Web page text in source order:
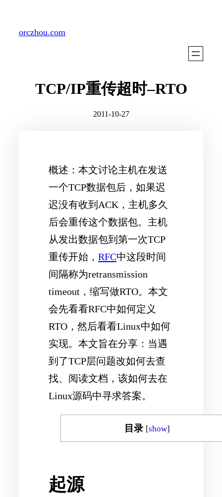
orczhou.com
TCP/IP重传超时–RTO
2011-10-27
概述：本文讨论主机在发送
一个TCP数据包后，如果迟
迟没有收到ACK，主机多久
后会重传这个数据包。主机
从发出数据包到第一次TCP
重传开始， RFC中这段时间
间隔称为retransmission
timeout，缩写做RTO。本文
会先看看RFC中如何定义
RTO，然后看看Linux中如何
实现。 本文旨在分享 ：当遇
到了TCP层问题改如何去查
找、阅读文档，该如何去在
Linux源码中寻求答案。
目录 [show]
起源